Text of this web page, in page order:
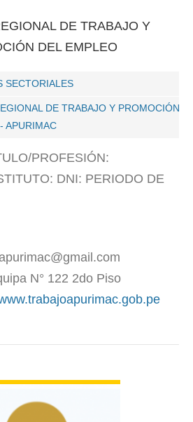
DE TRABAJO Y
DEL EMPLEO
SECTORIALES
DE TRABAJO Y PROMOCIÓN
APURIMAC
PROFESIÓN:
DNI: PERIODO DE
N° 122 2do Piso